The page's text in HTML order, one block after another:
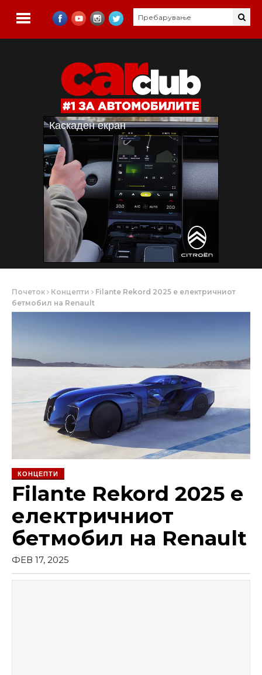
Почеток Концепти
Filante Rekord 2025 е електричниот
бетмобил на Renault
КОНЦЕПТИ
Filante Rekord 2025 е
електричниот
бетмобил на Renault
ФЕВ 17, 2025